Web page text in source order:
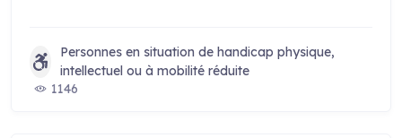
Personnes en situation de handicap physique,
intellectuel ou à mobilité réduite
1146